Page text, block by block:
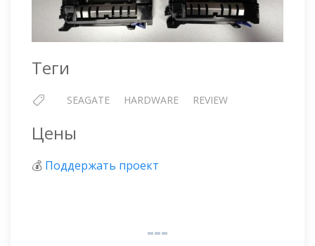
Теги
SEAGATE HARDWARE REVIEW
Цены
💰 Поддержать проект